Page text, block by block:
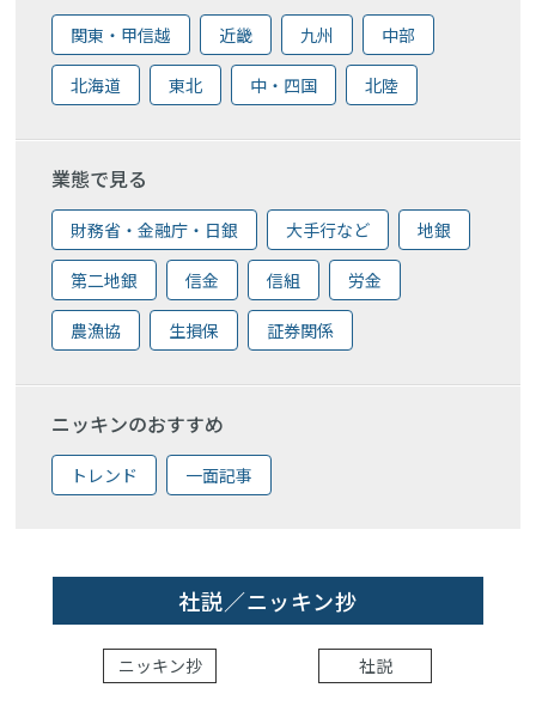
関東・甲信越 近畿 九州 中部
北海道 東北 中・四国 北陸
業態で見る
財務省・金融庁・日銀 大手行など 地銀
第二地銀 信金 信組 労金
農漁協 生損保 証券関係
ニッキンのおすすめ
トレンド 一面記事
社説／ニッキン抄
ニッキン抄 社説